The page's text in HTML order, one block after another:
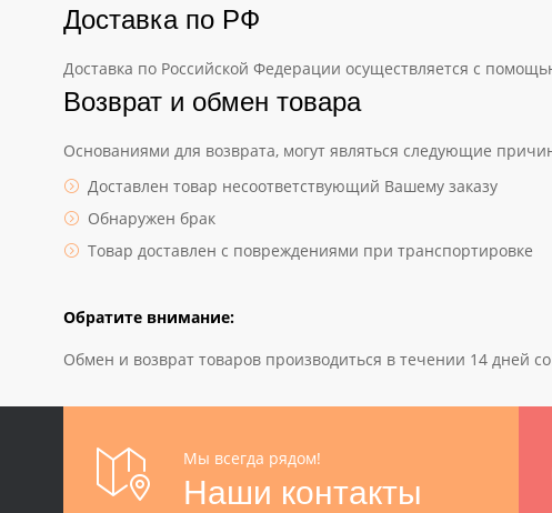
Доставка по РФ
Доставка по Российской Федерации осуществляется с
Возврат и обмен товара
Основаниями для возврата, могут являться следующие
Доставлен товар несоответствующий Вашему заказу
Обнаружен брак
Товар доставлен с повреждениями при транспортировке
Обратите внимание:
Обмен и возврат товаров производиться в течении 14 дней
Мы всегда рядом!
Наши контакты